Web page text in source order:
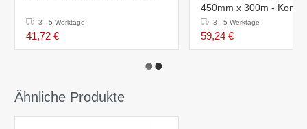
3 - 5 Werktage
41,72 €
450mm x 300m -
M8023 - 5 Werktage
59,24 €
Ähnliche Produkte